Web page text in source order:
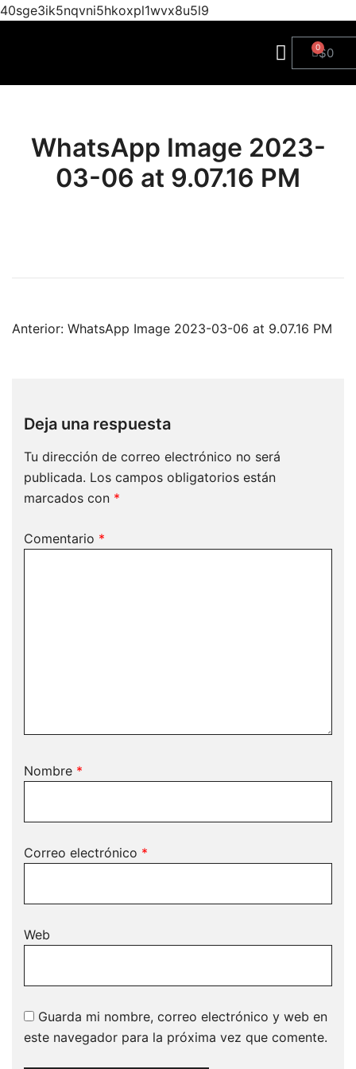
40sge3ik5nqvni5hkoxpl1wvx8u5l9
$0
WhatsApp Image 2023-
03-06 at 9.07.16 PM
Anterior: WhatsApp Image 2023-03-06 at 9.07.16 PM
Deja una respuesta
Tu dirección de correo electrónico no será
publicada. Los campos obligatorios están
marcados con *
Comentario *
Nombre *
Correo electrónico *
Web
Guarda mi nombre, correo electrónico y web en
este navegador para la próxima vez que comente.